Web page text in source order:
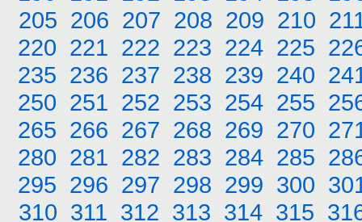
205 206 207 208 209 210
220 221 222 223 224 225
235 236 237 238 239 240
250 251 252 253 254 255
265 266 267 268 269 270
280 281 282 283 284 285
295 296 297 298 299 300
310 311 312 313 314 315